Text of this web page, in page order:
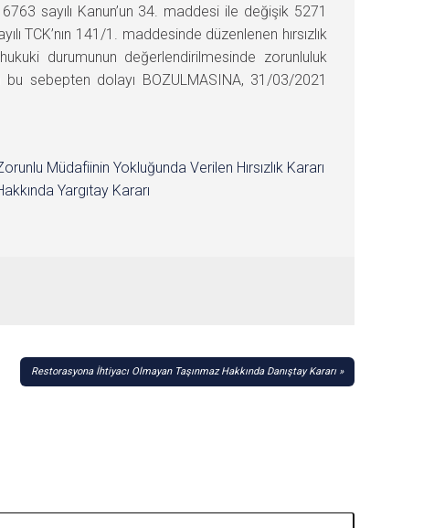
sayılı Kanun’un 34. maddesi ile değişik 5271
TCK’nın 141/1. maddesinde düzenlenen hırsızlık
durumunun değerlendirilmesinde zorunluluk
sebepten dolayı BOZULMASINA, 31/03/2021
Müdafiinin Yokluğunda Verilen Hırsızlık Kararı
Yargıtay Kararı
Restorasyona İhtiyacı Olmayan Taşınmaz Hakkında Danıştay Kararı